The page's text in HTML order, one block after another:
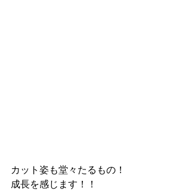
カット姿も堂々たるもの！
成長を感じます！！